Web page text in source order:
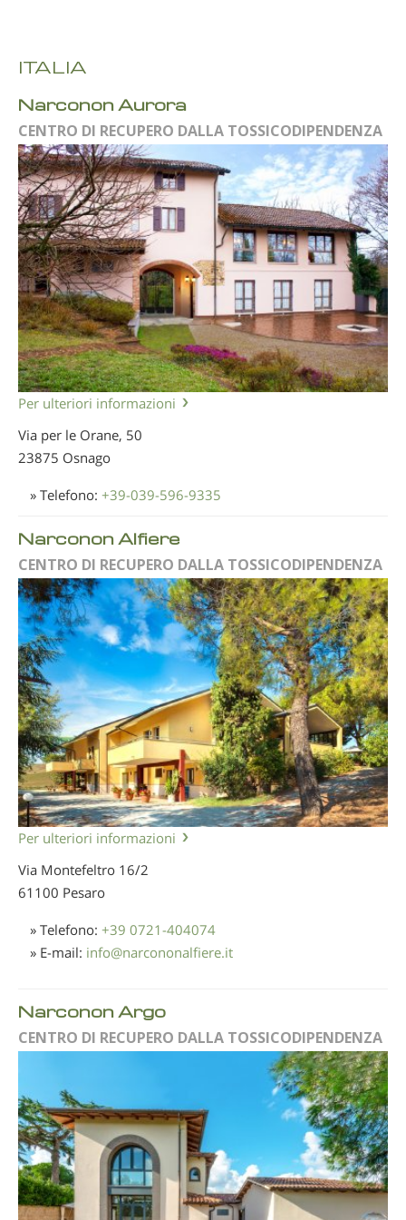
ITALIA
Narconon Aurora
CENTRO DI RECUPERO DALLA TOSSICODIPENDENZA
Per ulteriori informazioni
Via per le Orane, 50
23875 Osnago
» Telefono: +39-039-596-9335
Narconon Alfiere
CENTRO DI RECUPERO DALLA TOSSICODIPENDENZA
Per ulteriori informazioni
Via Montefeltro 16/2
61100 Pesaro
» Telefono: +39 0721-404074
» E-mail: info@narcononalfiere.it
Narconon Argo
CENTRO DI RECUPERO DALLA TOSSICODIPENDENZA